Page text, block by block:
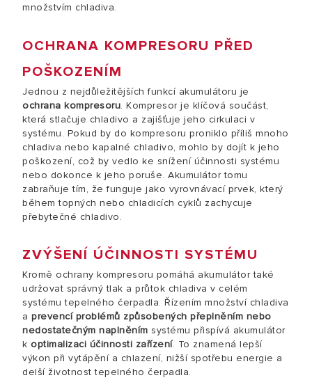
množstvím chladiva.
OCHRANA KOMPRESORU PŘED
POŠKOZENÍM
Jednou z nejdůležitějších funkcí akumulátoru je
ochrana kompresoru. Kompresor je klíčová součást,
která stlačuje chladivo a zajišťuje jeho cirkulaci v
systému. Pokud by do kompresoru proniklo příliš mnoho
chladiva nebo kapalné chladivo, mohlo by dojít k jeho
poškození, což by vedlo ke snížení účinnosti systému
nebo dokonce k jeho poruše. Akumulátor tomu
zabraňuje tím, že funguje jako vyrovnávací prvek, který
během topných nebo chladicích cyklů zachycuje
přebytečné chladivo.
ZVÝŠENÍ ÚČINNOSTI SYSTÉMU
Kromě ochrany kompresoru pomáhá akumulátor také
udržovat správný tlak a průtok chladiva v celém
systému tepelného čerpadla. Řízením množství chladiva
a prevencí problémů způsobených přeplněním nebo
nedostatečným naplněním systému přispívá akumulátor
k optimalizaci účinnosti zařízení. To znamená lepší
výkon při vytápění a chlazení, nižší spotřebu energie a
delší životnost tepelného čerpadla.